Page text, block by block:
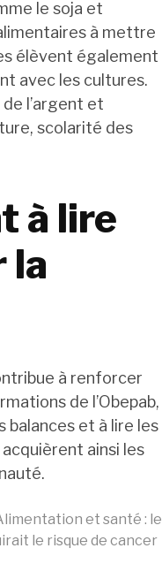
le soja et
à mettre
élèvent également
avec les cultures.
l’argent et
scolarité des
à lire
la
à renforcer
de l’Obepab,
balances et à lire les
ainsi les
et santé : le
le risque de cancer